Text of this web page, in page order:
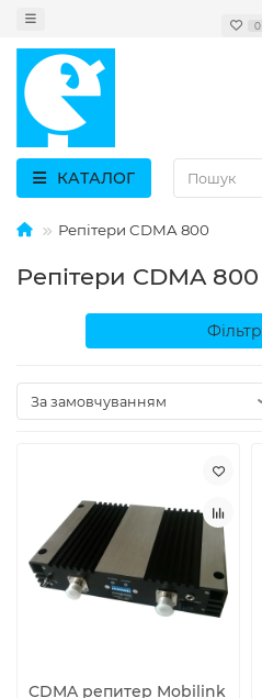
0
КАТАЛОГ
Репітери CDMA 800
Репітери CDMA 800
Фільтр
CDMA репитер Mobilink